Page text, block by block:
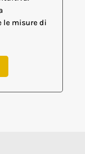
le misure di